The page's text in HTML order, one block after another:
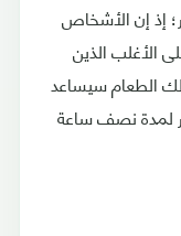
إذ إن الأشخاص
الأغلب الذين
الطعام سيساعد
لمدة نصف ساعة